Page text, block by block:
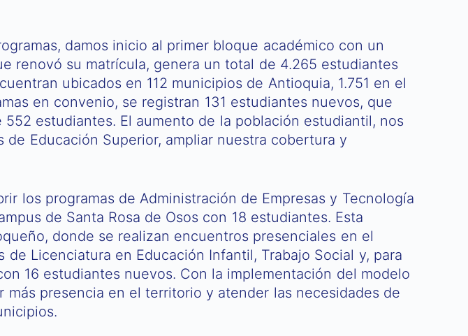
damos inicio al primer bloque académico con un
renovó su matrícula, genera un total de 4.265 estudiantes
ubicados en 112 municipios de Antioquia, 1.751 en el
en convenio, se registran 131 estudiantes nuevos, que
estudiantes. El aumento de la población estudiantil, nos
Educación Superior, ampliar nuestra cobertura y
los programas de Administración de Empresas y Tecnología
de Santa Rosa de Osos con 18 estudiantes. Esta
donde se realizan encuentros presenciales en el
Licenciatura en Educación Infantil, Trabajo Social y, para
16 estudiantes nuevos. Con la implementación del modelo
presencia en el territorio y atender las necesidades de